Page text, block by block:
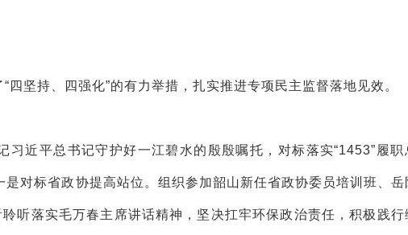
坚持、四强化”的有力举措，扎实推进专项民主监督落地见效。
习近平总书记守护好一江碧水的殷殷嘱托，对标落实“1453”履职
对标省政协提高站位。组织参加韶山新任省政协委员培训班、岳
听落实毛万春主席讲话精神，坚决扛牢环保政治责任，积极践行